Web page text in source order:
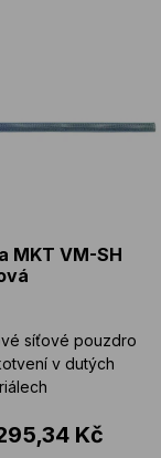
MKT VM-SH
MKT VM-SH
síťové pouzdro
v dutých
Kč